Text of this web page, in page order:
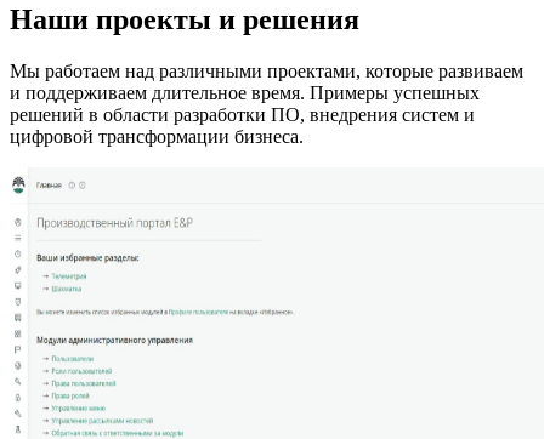
Наши проекты и решения
Мы работаем над различными проектами, которые развиваем
и поддерживаем длительное время. Примеры успешных
решений в области разработки ПО, внедрения систем и
цифровой трансформации бизнеса.